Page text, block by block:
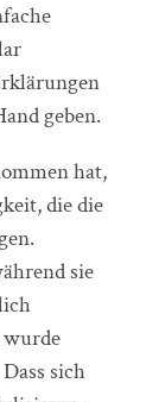
geben.
hat,
die die
sie
sich